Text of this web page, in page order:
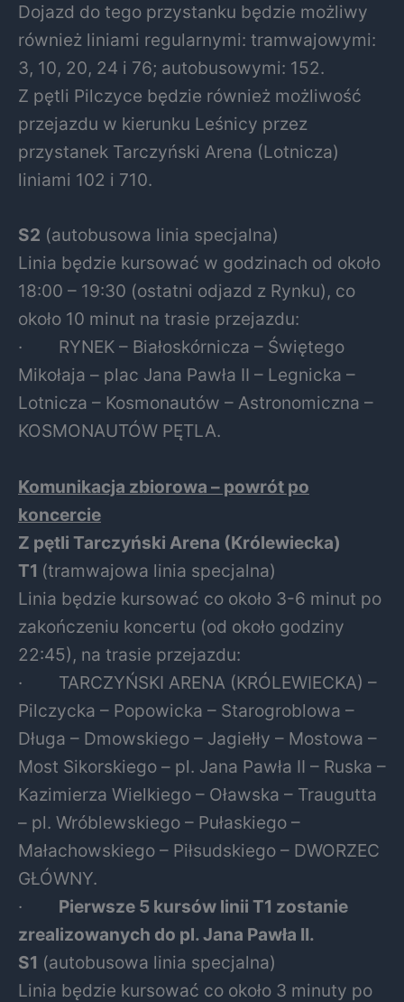
Dojazd do tego przystanku będzie możliwy
również liniami regularnymi: tramwajowymi:
3, 10, 20, 24 i 76; autobusowymi: 152.
Z pętli Pilczyce będzie również możliwość
przejazdu w kierunku Leśnicy przez
przystanek Tarczyński Arena (Lotnicza)
liniami 102 i 710.
S2 (autobusowa linia specjalna)
Linia będzie kursować w godzinach od około
18:00 – 19:30 (ostatni odjazd z Rynku), co
około 10 minut na trasie przejazdu:
· RYNEK – Białoskórnicza – Świętego
Mikołaja – plac Jana Pawła II – Legnicka –
Lotnicza – Kosmonautów – Astronomiczna –
KOSMONAUTÓW PĘTLA.
Komunikacja zbiorowa – powrót po
koncercie
Z pętli Tarczyński Arena (Królewiecka)
T1 (tramwajowa linia specjalna)
Linia będzie kursować co około 3-6 minut po
zakończeniu koncertu (od około godziny
22:45), na trasie przejazdu:
· TARCZYŃSKI ARENA (KRÓLEWIECKA) –
Pilczycka – Popowicka – Starogroblowa –
Długa – Dmowskiego – Jagiełły – Mostowa –
Most Sikorskiego – pl. Jana Pawła II – Ruska –
Kazimierza Wielkiego – Oławska – Traugutta
– pl. Wróblewskiego – Pułaskiego –
Małachowskiego – Piłsudskiego – DWORZEC
GŁÓWNY.
· Pierwsze 5 kursów linii T1 zostanie
zrealizowanych do pl. Jana Pawła II.
S1 (autobusowa linia specjalna)
Linia będzie kursować co około 3 minuty po